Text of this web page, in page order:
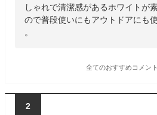
しゃれで清潔感があるホワイトが
ので普段使いにもアウトドアにも
。
全てのおすすめコメント
2